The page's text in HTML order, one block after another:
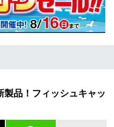
製品！フィッシュキャッ